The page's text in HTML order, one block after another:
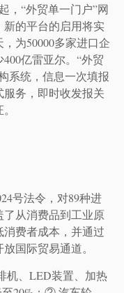
，“外贸单一门户”网
的平台的启用将实
为50000多家进口企
亿雷亚尔。“外贸
系统，信息一次填报
务，即时收发报关
号法令，对89种进
从消费品到工业原
费者成本，并通过
国际贸易通道。
机、LED装置、加热